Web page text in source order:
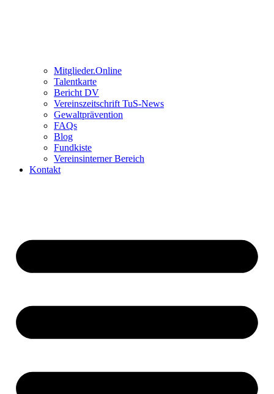
Mitglieder.Online
Talentkarte
Bericht DV
Vereinszeitschrift TuS-News
Gewaltprävention
FAQs
Blog
Fundkiste
Vereinsinterner Bereich
Kontakt